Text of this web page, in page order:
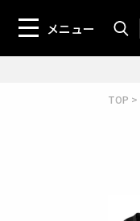
メニュー
TOP